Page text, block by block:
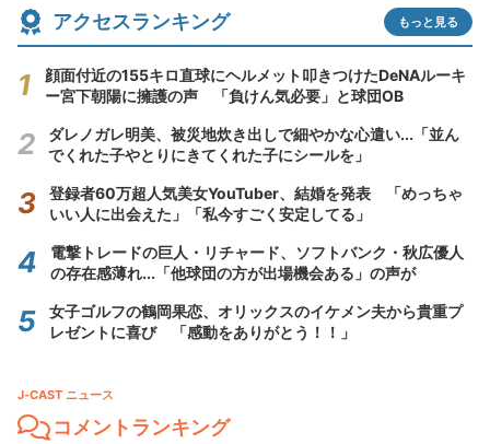
アクセスランキング もっと見る
顔面付近の155キロ直球にヘルメット叩きつけたDeNAルーキ
ー宮下朝陽に擁護の声 「負けん気必要」と球団OB
ダレノガレ明美、被災地炊き出しで細やかな心遣い...「並ん
でくれた子やとりにきてくれた子にシールを」
登録者60万超人気美女YouTuber、結婚を発表 「めっちゃ
いい人に出会えた」「私今すごく安定してる」
電撃トレードの巨人・リチャード、ソフトバンク・秋広優人
の存在感薄れ...「他球団の方が出場機会ある」の声が
女子ゴルフの鶴岡果恋、オリックスのイケメン夫から貴重プ
レゼントに喜び 「感動をありがとう！！」
J-CAST ニュース
コメントランキング